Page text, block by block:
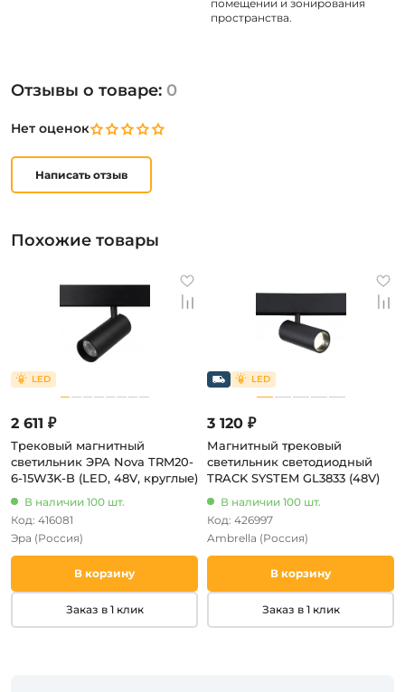
помещении и зонирования
пространства.
Отзывы о товаре: 0
Нет оценок
Написать отзыв
Похожие товары
2 611 ₽
Трековый магнитный
светильник ЭРА Nova TRM20-
6-15W3K-B (LED, 48V, круглые)
В наличии 100 шт.
Код: 416081
Эра (Россия)
В корзину
Заказ в 1 клик
3 120 ₽
Магнитный трековый
светильник светодиодный
TRACK SYSTEM GL3833 (48V)
В наличии 100 шт.
Код: 426997
Ambrella (Россия)
В корзину
Заказ в 1 клик